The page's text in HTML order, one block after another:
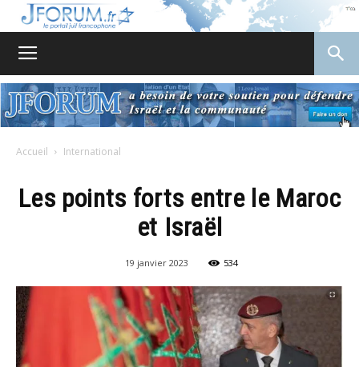
Accueil International
Les points forts entre le Maroc
et Israël
19 janvier 2023 534